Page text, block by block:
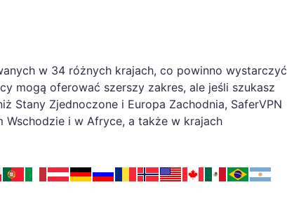
w 34 różnych krajach, co powinno wystarczyć
mogą oferować szerszy zakres, ale jeśli szukasz
Stany Zjednoczone i Europa Zachodnia, SaferVPN
Wschodzie i w Afryce, a także w krajach